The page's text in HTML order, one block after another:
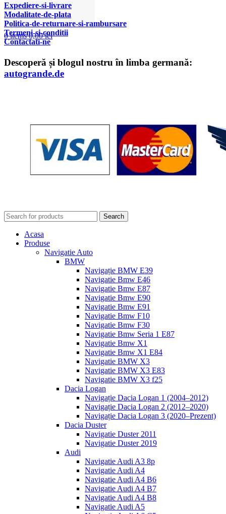
0items 0,00lei
Expediere-si-livrare
Modalitate-de-plata
Politica-de-returnare-si-rambursare
Termeni-si-conditii
Contactati-ne
Descoperă și blogul nostru în limba germană:
autogrande.de
Search
Acasa
Produse
Navigatie Auto
BMW
Navigație BMW E39
Navigatie Bmw E46
Navigatie Bmw E87
Navigatie Bmw E90
Navigatie Bmw E91
Navigatie Bmw F10
Navigatie Bmw F30
Navigatie Bmw Seria 1 E87
Navigatie Bmw X1
Navigatie Bmw X1 E84
Navigatie BMW X3
Navigatie BMW X3 E83
Navigatie BMW X3 f25
Dacia Logan
Navigație Dacia Logan 1 (2004–2012)
Navigație Dacia Logan 2 (2012–2020)
Navigație Dacia Logan 3 (2020–Prezent)
Dacia Duster
Navigatie Duster 2011
Navigatie Duster 2019
Audi
Navigatie Audi A3 8p
Navigatie Audi A4
Navigatie Audi A4 B6
Navigatie Audi A4 B7
Navigatie Audi A4 B8
Navigatie Audi A5